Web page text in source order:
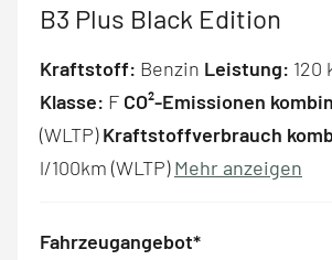
B3 Plus Black Edition
Kraftstoff: Benzin Leistung: 120
Klasse: F CO²-Emissionen
(WLTP)Kraftstoffverbrauch
l/100km (WLTP) Mehr anzeigen
Fahrzeugangebot*